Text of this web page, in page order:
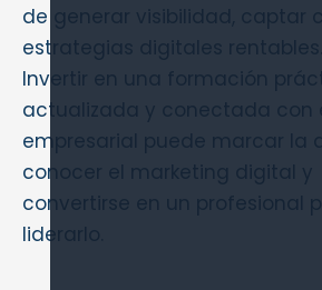
de generar visibilidad, captar
estrategias digitales rentables.
Invertir en una formación
actualizada y conectada con
empresarial puede marcar la
conocer el marketing digital y
convertirse en un profesional
liderarlo.